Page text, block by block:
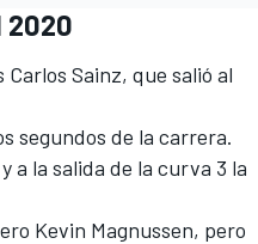
2020
Sainz, que salió al
segundos de la carrera.
a la salida de la curva 3 la
Kevin Magnussen, pero